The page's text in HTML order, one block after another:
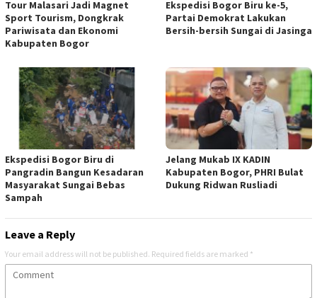
Tour Malasari Jadi Magnet
Sport Tourism, Dongkrak
Pariwisata dan Ekonomi
Kabupaten Bogor
Ekspedisi Bogor Biru ke-5,
Partai Demokrat Lakukan
Bersih-bersih Sungai di Jasinga
Ekspedisi Bogor Biru di
Pangradin Bangun Kesadaran
Masyarakat Sungai Bebas
Sampah
Jelang Mukab IX KADIN
Kabupaten Bogor, PHRI Bulat
Dukung Ridwan Rusliadi
Leave a Reply
Your email address will not be published. Required fields are marked *